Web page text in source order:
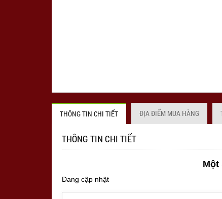
THÔNG TIN CHI TIẾT ĐỊA ĐIỂM MUA HÀNG
THÔNG TIN CHI TIẾT
Một
Đang cập nhật